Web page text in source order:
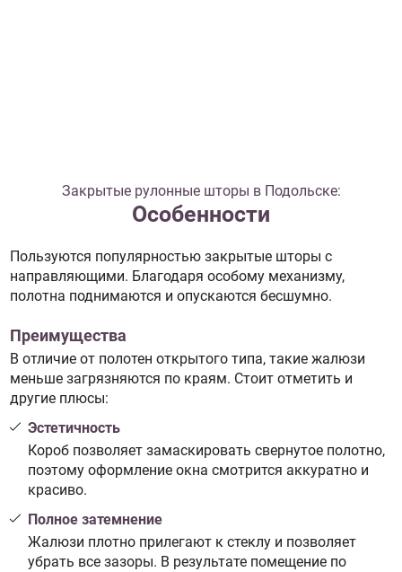
Закрытые рулонные шторы в Подольске:
Особенности
Пользуются популярностью закрытые шторы с
направляющими. Благодаря особому механизму,
полотна поднимаются и опускаются бесшумно.
Преимущества
В отличие от полотен открытого типа, такие жалюзи
меньше загрязняются по краям. Стоит отметить и
другие плюсы:
Эстетичность
Короб позволяет замаскировать свернутое полотно,
поэтому оформление окна смотрится аккуратно и
красиво.
Полное затемнение
Жалюзи плотно прилегают к стеклу и позволяет
убрать все зазоры. В результате помещение по